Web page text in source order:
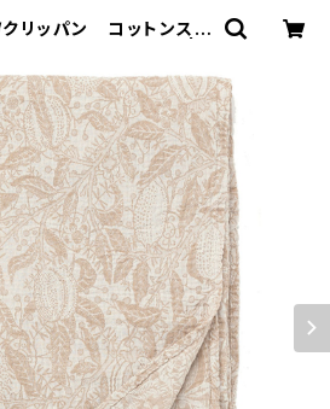
リッパン コットンスロ